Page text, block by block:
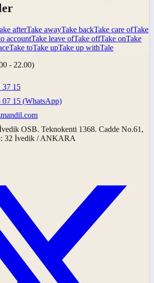
afterTake awayTake backTake care ofTake
accountTake leave ofTake offTake onTake
Take toTake upTake up withTale
- 22.00)
37 15
07 15 (WhatsApp)
OSB. Teknokenti 1368. Cadde No.61,
32 İvedik / ANKARA